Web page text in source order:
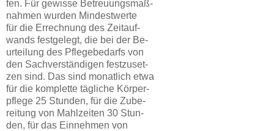
fen. Für gewisse Betreuungsmaß-
nahmen wurden Mindestwerte
für die Errechnung des Zeitauf-
wands festgelegt, die bei der Be-
urteilung des Pflegebedarfs von
den Sachverständigen festzuset-
zen sind. Das sind monatlich etwa
für die komplette tägliche Körper-
pflege 25 Stunden, für die Zube-
reitung von Mahlzeiten 30 Stun-
den, für das Einnehmen von